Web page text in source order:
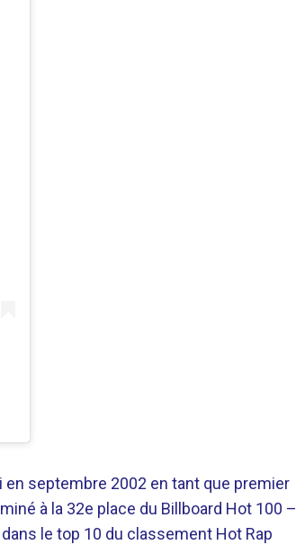
en septembre 2002 en tant que premier
à la 32e place du Billboard Hot 100 –
le top 10 du classement Hot Rap